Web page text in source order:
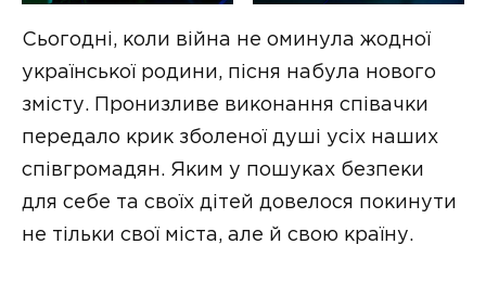
Сьогодні, коли війна не оминула жодної
української родини, пісня набула нового
змісту. Пронизливе виконання співачки
передало крик зболеної душі усіх наших
співгромадян. Яким у пошуках безпеки
для себе та своїх дітей довелося покинути
не тільки свої міста, але й свою країну.